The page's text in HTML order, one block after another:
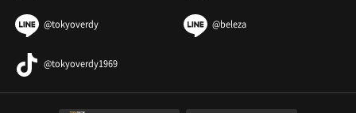
@tokyoverdy @beleza
@tokyoverdy1969